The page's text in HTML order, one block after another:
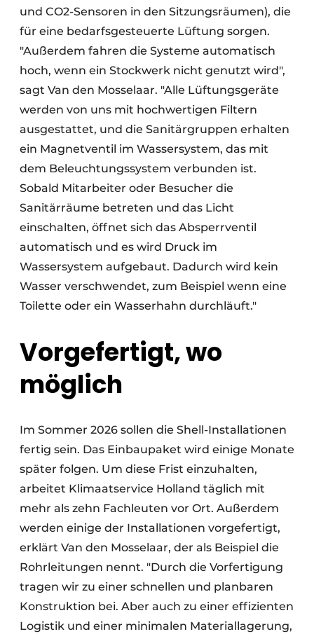
und CO2-Sensoren in den Sitzungsräumen), die
für eine bedarfsgesteuerte Lüftung sorgen.
"Außerdem fahren die Systeme automatisch
hoch, wenn ein Stockwerk nicht genutzt wird",
sagt Van den Mosselaar. "Alle Lüftungsgeräte
werden von uns mit hochwertigen Filtern
ausgestattet, und die Sanitärgruppen erhalten
ein Magnetventil im Wassersystem, das mit
dem Beleuchtungssystem verbunden ist.
Sobald Mitarbeiter oder Besucher die
Sanitärräume betreten und das Licht
einschalten, öffnet sich das Absperrventil
automatisch und es wird Druck im
Wassersystem aufgebaut. Dadurch wird kein
Wasser verschwendet, zum Beispiel wenn eine
Toilette oder ein Wasserhahn durchläuft."
Vorgefertigt, wo
möglich
Im Sommer 2026 sollen die Shell-Installationen
fertig sein. Das Einbaupaket wird einige Monate
später folgen. Um diese Frist einzuhalten,
arbeitet Klimaatservice Holland täglich mit
mehr als zehn Fachleuten vor Ort. Außerdem
werden einige der Installationen vorgefertigt,
erklärt Van den Mosselaar, der als Beispiel die
Rohrleitungen nennt. "Durch die Vorfertigung
tragen wir zu einer schnellen und planbaren
Konstruktion bei. Aber auch zu einer effizienten
Logistik und einer minimalen Materiallagerung,